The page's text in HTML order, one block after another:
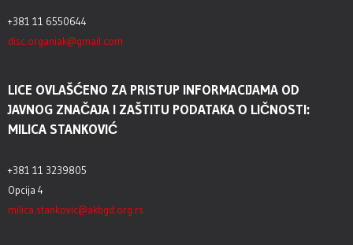
+381 11 6550644
disc.organiak@gmail.com
LICE OVLAŠĆENO ZA PRISTUP INFORMACIJAMA OD
JAVNOG ZNAČAJA I ZAŠTITU PODATAKA O LIČNOSTI:
MILICA STANKOVIĆ
+381 11 3239805
Opcija 4
milica.stankovic@akbgd.org.rs